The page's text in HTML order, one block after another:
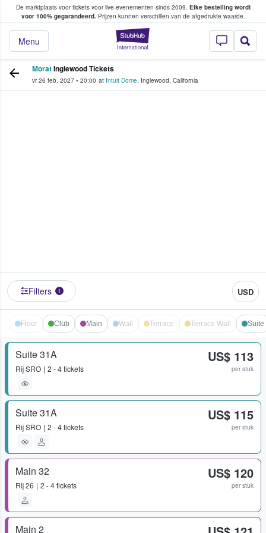
De marktplaats voor tickets voor live-evenementen sinds 2009. Elke bestelling wordt
voor 100% gegarandeerd.Prijzen kunnen verschillen van de afgedrukte waarde.
StubHub: waar
Menu
tickets kopen en verkopen
MoratInglewood Tickets
vr 26 feb. 2027 • 20:00 at Intuit Dome, Inglewood, California
Filters 1 USD
Floor Club Main Wall Terrace Terrace Wall Suite
Suite 31A
RijSRO 2 - 4 tickets
US$ 113
per stuk
Suite 31A
RijSRO 2 - 4 tickets
US$ 115
per stuk
Main 32
Rij26 2 - 4 tickets
US$ 120
per stuk
Main 2